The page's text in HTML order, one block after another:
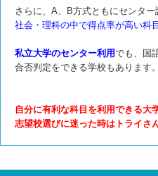
さらに、A、B方式ともにセンター
社会・理科の中で得点率が高い科
私立大学のセンター利用でも、国
合否判定をできる学校もあります。
自分に有利な科目を利用できる大
志望校選びに迷った時はトライさ